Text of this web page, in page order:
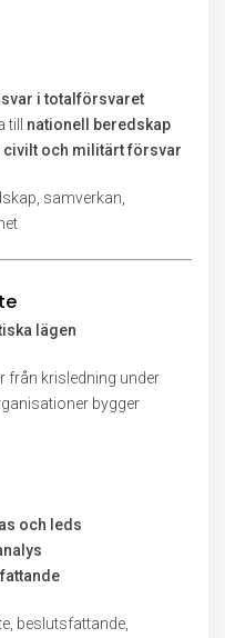
i totalförsvaret
till nationell beredskap
civilt och militärt försvar
samverkan,
lägen
från krisledning under
bygger
och leds
beslutsfattande,